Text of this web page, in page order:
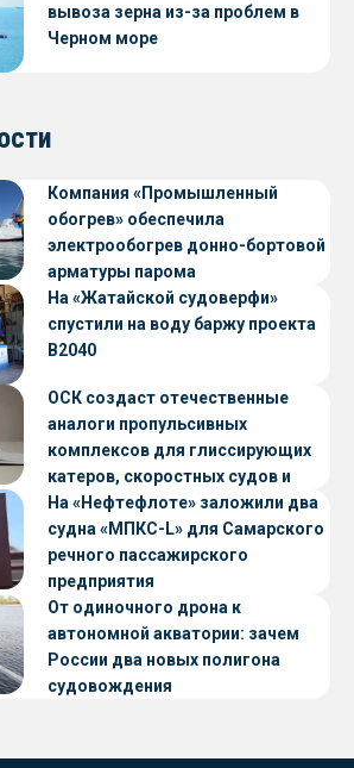
вывоза зерна из-за проблем в
Черном море
Компания «Промышленный
обогрев» обеспечила
электрообогрев донно-бортовой
арматуры парома
«Петропавловск» проекта CNF22
На «Жатайской судоверфи»
спустили на воду баржу проекта
В2040
ОСК создаст отечественные
аналоги пропульсивных
комплексов для глиссирующих
катеров, скоростных судов и
судов с малой осадкой
На «Нефтефлоте» заложили два
судна «МПКС-L» для Самарского
речного пассажирского
предприятия
От одиночного дрона к
автономной акватории: зачем
России два новых полигона
судовождения